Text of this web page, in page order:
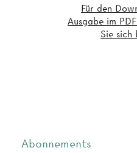
Für den
Ausgabe im
Sie
Abonnements